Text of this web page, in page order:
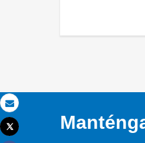
Correo electrónico
Imprimir
Tweet